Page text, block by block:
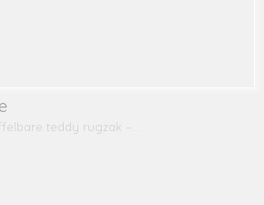
teddy rugzak –…